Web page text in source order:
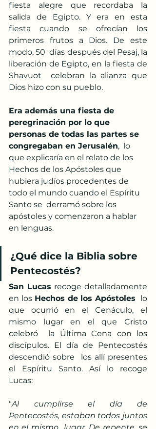
fiesta alegre que recordaba la
salida de Egipto. Y era en esta
fiesta cuando se ofrecían los
primeros frutos a Dios. De este
modo, 50  días después del Pesaj, la
liberación de Egipto, en la fiesta de
Shavuot  celebran la alianza que
Dios hizo con su pueblo.
Era además una fiesta de
peregrinación por lo que
personas de todas las partes se
congregaban en Jerusalén,  lo
que explicaría en el relato de los
Hechos de los Apóstoles que
hubiera judíos procedentes de
todo el mundo cuando el Espíritu
Santo se  derramó sobre los
apóstoles y comenzaron a hablar
en lenguas.
¿Qué dice la Biblia sobre
Pentecostés?
San Lucas recoge detalladamente
en los Hechos de los Apóstoles
  lo
que ocurrió en el Cenáculo, el
mismo lugar en el que Cristo
celebró  la Última Cena con los
discípulos. El día de Pentecostés
descendió sobre  los allí presentes
el Espíritu Santo. Así lo recoge
Lucas:
“Al cumplirse el día de
Pentecostés, estaban todos juntos